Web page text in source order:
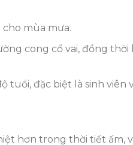
mùa mưa.
cong cổ vai, đồng
tuổi, đặc biệt là sinh viên
hơn trong thời tiết ấm,